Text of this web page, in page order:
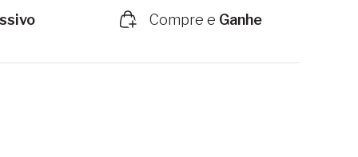
Compre e Ganhe